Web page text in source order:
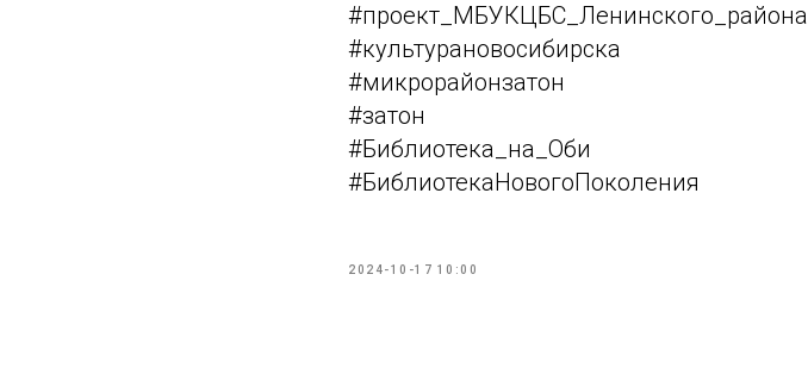
#проект_МБУКЦБС_Ленинского_района
#культурановосибирска
#микрорайонзатон
#затон
#Библиотека_на_Оби
#БиблиотекаНовогоПоколения
2024-10-17 10:00